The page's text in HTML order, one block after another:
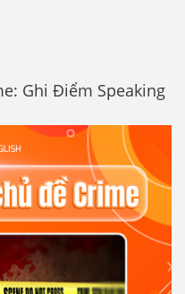
Ghi Điểm Speaking